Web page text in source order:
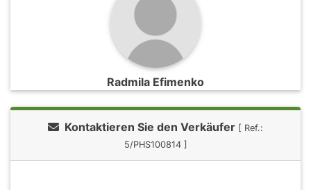
Radmila Efimenko
Kontaktieren Sie den Verkäufer [ Ref.:
5/PHS100814 ]